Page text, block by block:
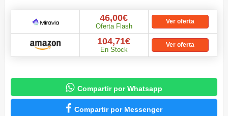
46,00€
Oferta Flash
Ver oferta
104,71€
En Stock
Ver oferta
 Compartir por Whatsapp
 Compartir por Messenger